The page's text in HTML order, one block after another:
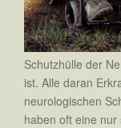
Schutzhülle der
ist. Alle daran
neurologischen
haben oft eine